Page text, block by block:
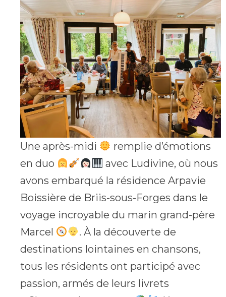
Une après-midi
remplie d’émotions
en duo
avec Ludivine, où nous
avons embarqué la résidence Arpavie
Boissière de Briis-sous-Forges dans le
voyage incroyable du marin grand-père
Marcel
. À la découverte de
destinations lointaines en chansons,
tous les résidents ont participé avec
passion, armés de leurs livrets